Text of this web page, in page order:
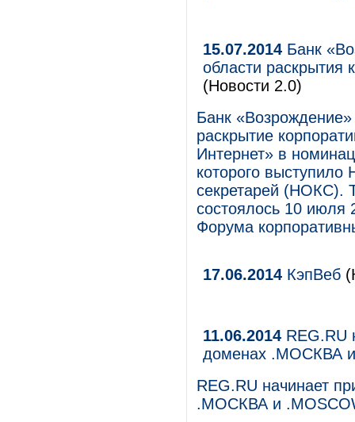
15.07.2014 Банк
области раскрытия
(Новости 2.0)
Банк
раскрытие
Интернет» в
которого
секретарей (НОКС).
состоялось 10 июля
Форума
17.06.2014 КэпВеб
11.06.2014 REG.RU
доменах .МОСКВА
REG.RU начинает
.МОСКВА и